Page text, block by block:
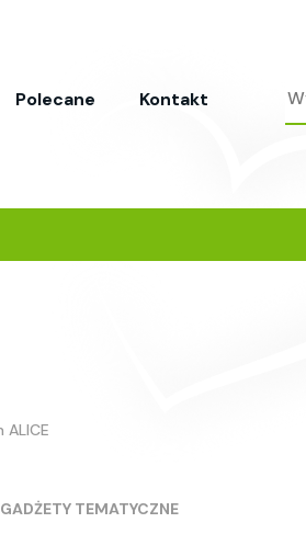
Polecane Kontakt
GADŻETY TEMATYCZNE